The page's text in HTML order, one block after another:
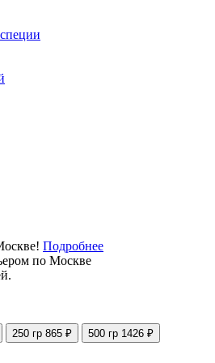
Подробнее
по Москве
250 гр 865 ₽ 500 гр 1426 ₽